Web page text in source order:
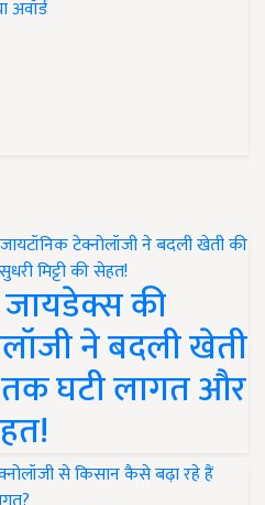
अवॉर्ड
की
ने बदली खेती
तक घटी लागत और